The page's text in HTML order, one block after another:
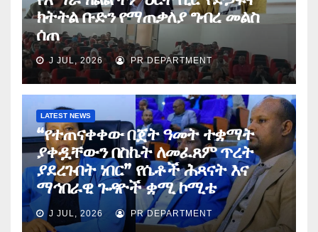
ክትትል ቡድን የማጠቃለያ ግብረ መልስ
ሰጠ
J JUL, 2026 PR DEPARTMENT
LATEST NEWS
“የተጠናቀቀው በጀት ዓመት ተቋማት
ያቀዷቸውን በስኬት ለመፈጸም ጥረት
ያደረጉበት ነበር” የሴቶች ሕጻናት እና
ማኅበራዊ ጉዳዮች ቋሚ ኮሚቴ
J JUL, 2026 PR DEPARTMENT